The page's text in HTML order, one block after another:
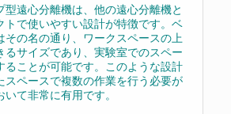
型遠心分離機は、他の遠心分離機と
トで使いやすい設計が特徴です。ベ
その名の通り、ワークスペースの上
るサイズであり、実験室でのスペー
ることが可能です。このような設計
スペースで複数の作業を行う必要が
て非常に有用です。